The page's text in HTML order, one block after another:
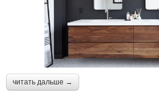
читать дальше →